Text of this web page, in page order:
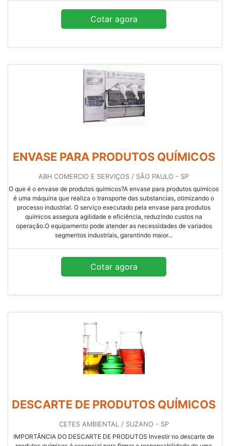
Cotar agora
ENVASE PARA PRODUTOS QUÍMICOS
ABH COMERCIO E SERVIÇOS / SÃO PAULO - SP
O que é o envase de produtos químicos?A envase para produtos químicos
é uma máquina que realiza o transporte das substancias, otimizando o
processo industrial. O serviço executado pela envase para produtos
químicos assegura agilidade e eficiência, reduzindo custos na
operação.O equipamento pode atender as necessidades de variados
segmentos industriais, garantindo maior...
Cotar agora
DESCARTE DE PRODUTOS QUÍMICOS
CETES AMBIENTAL / SUZANO - SP
IMPORTÂNCIA DO DESCARTE DE PRODUTOS Investir no descarte de